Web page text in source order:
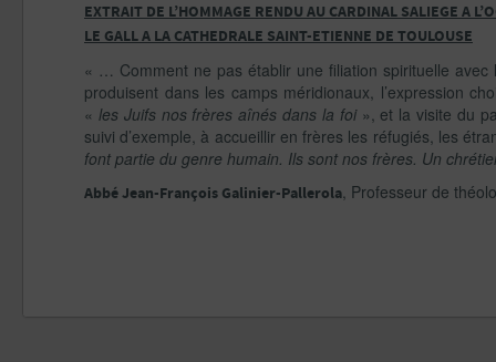
EXTRAIT DE L’HOMMAGE RENDU AU CARDINAL SALIEGE A
LE GALL A LA CATHEDRALE SAINT-ETIENNE DE TOULOUSE
« … Comment ne pas établir une filiation spirituelle
produisent dans les camps méridionaux, l’expression
« les Juifs nos frères aînés dans la foi», et la visite du
suivi d’exemple, à accueillir en frères les réfugiés, les
font partie du genre humain. Ils sont nos frères. Un
Abbé Jean-François Galinier-Pallerola, Professeur de